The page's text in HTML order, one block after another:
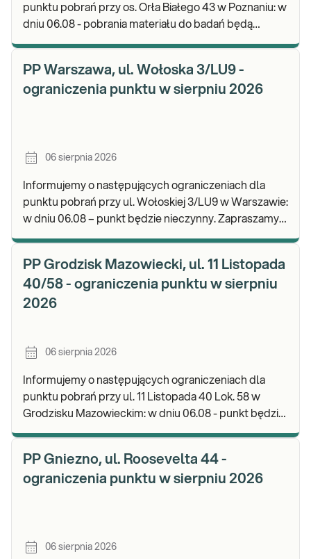
punktu pobrań przy os. Orła Białego 43 w Poznaniu: w
dniu 06.08 - pobrania materiału do badań będą
PP Warszawa, ul. Wołoska 3/LU9 -
ograniczenia punktu w sierpniu 2026
06 sierpnia 2026
Informujemy o następujących ograniczeniach dla
punktu pobrań przy ul. Wołoskiej 3/LU9 w Warszawie:
w dniu 06.08 – punkt będzie nieczynny. Zapraszamy
PP Grodzisk Mazowiecki, ul. 11 Listopada
40/58 - ograniczenia punktu w sierpniu
2026
06 sierpnia 2026
Informujemy o następujących ograniczeniach dla
punktu pobrań przy ul. 11 Listopada 40 Lok. 58 w
Grodzisku Mazowieckim: w dniu 06.08 - punkt będzie
PP Gniezno, ul. Roosevelta 44 -
ograniczenia punktu w sierpniu 2026
06 sierpnia 2026